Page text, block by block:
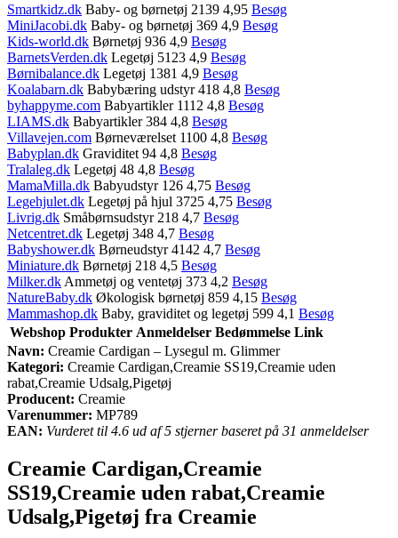
Smartkidz.dk Baby- og børnetøj 2139 4,95 Besøg
MiniJacobi.dk Baby- og børnetøj 369 4,9 Besøg
Kids-world.dk Børnetøj 936 4,9 Besøg
BarnetsVerden.dk Legetøj 5123 4,9 Besøg
Børnibalance.dk Legetøj 1381 4,9 Besøg
Koalabarn.dk Babybæring udstyr 418 4,8 Besøg
byhappyme.com Babyartikler 1112 4,8 Besøg
LIAMS.dk Babyartikler 384 4,8 Besøg
Villavejen.com Børneværelset 1100 4,8 Besøg
Babyplan.dk Graviditet 94 4,8 Besøg
Tralaleg.dk Legetøj 48 4,8 Besøg
MamaMilla.dk Babyudstyr 126 4,75 Besøg
Legehjulet.dk Legetøj på hjul 3725 4,75 Besøg
Livrig.dk Småbørnsudstyr 218 4,7 Besøg
Netcentret.dk Legetøj 348 4,7 Besøg
Babyshower.dk Børneudstyr 4142 4,7 Besøg
Miniature.dk Børnetøj 218 4,5 Besøg
Milker.dk Ammetøj og ventetøj 373 4,2 Besøg
NatureBaby.dk Økologisk børnetøj 859 4,15 Besøg
Mammashop.dk Baby, graviditet og legetøj 599 4,1 Besøg
Webshop Produkter Anmeldelser Bedømmelse Link
Navn: Creamie Cardigan – Lysegul m. Glimmer
Kategori: Creamie Cardigan,Creamie SS19,Creamie uden
rabat,Creamie Udsalg,Pigetøj
Producent: Creamie
Varenummer: MP789
EAN: Vurderet til 4.6 ud af 5 stjerner baseret på 31 anmeldelser
Creamie Cardigan,Creamie
SS19,Creamie uden rabat,Creamie
Udsalg,Pigetøj fra Creamie